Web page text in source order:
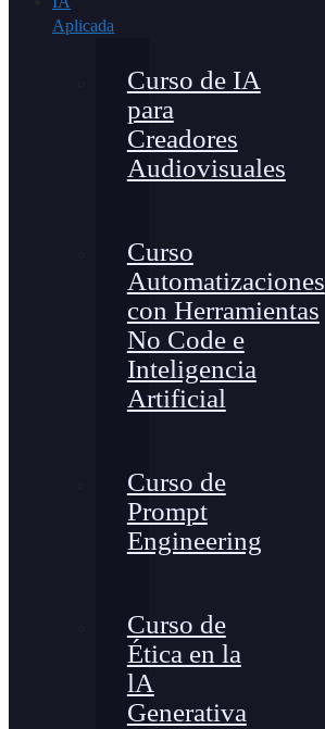
Aplicada
Curso de IA
para
Creadores
Audiovisuales
Curso
Automatizaciones
con Herramientas
No Code e
Inteligencia
Artificial
Curso de
Prompt
Engineering
Curso de
Ética en la
lA
Generativa